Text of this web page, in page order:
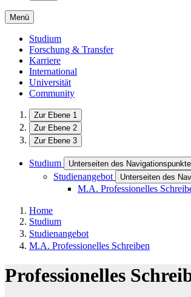
Menü
Studium
Forschung & Transfer
Karriere
International
Universität
Community
Zur Ebene 1
Zur Ebene 2
Zur Ebene 3
Studium Unterseiten des
Studienangebot Unterseiten des
M.A. Professionelles
Home
Studium
Studienangebot
M.A. Professionelles Schreiben
Professionelles